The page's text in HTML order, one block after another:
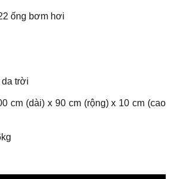
ống bơm hơi
da trời
cm (dài) x 90 cm (rộng) x 10 cm (cao